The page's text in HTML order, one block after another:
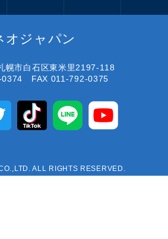
オジャパン
幌市白石区東米里2197-118
0374 FAX 011-792-0375
ALL RIGHTS RESERVED.